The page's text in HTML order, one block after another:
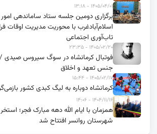
۱۴۰۵/۰۴/۰۱ - ۱۳:۱۸
برگزاری دومین جلسه ستاد ساماندهی امور
اسلام‌آبادغرب با محوریت مدیریت اوقات
تاب‌آوری اجتماعی
۱۴۰۵/۰۲/۲۰ - ۲۳:۳۵
فوتبال کرمانشاه در سوگ سیروس صیدی /
جنس تعهد و اخلاق
۱۴۰۵/۰۲/۱۷ - ۱۵:۴۴
کرمانشاه دوباره به لیگ کبدی کشور
۱۴۰۴/۱۱/۱۶ - ۱۴:۰۶
همزمان با ایام الله دهه مبارک فجر؛
شهرستان روانسر افتتاح شد